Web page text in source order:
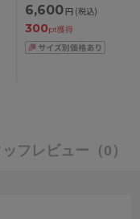
BCDEFGカップ アン
ダー
65/70/75/80/85/90/95c
m
6,600 円 (税込)
300pt獲得
ッフレビュー （0）